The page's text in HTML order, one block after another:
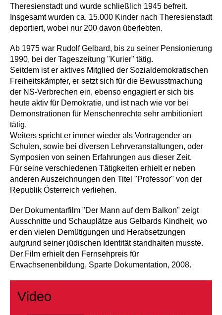
Theresienstadt und wurde schließlich 1945 befreit.
Insgesamt wurden ca. 15.000 Kinder nach Theresienstadt
deportiert, wobei nur 200 davon überlebten.
Ab 1975 war Rudolf Gelbard, bis zu seiner Pensionierung
1990, bei der Tageszeitung "Kurier" tätig.
Seitdem ist er aktives Mitglied der Sozialdemokratischen
Freiheitskämpfer, er setzt sich für die Bewusstmachung
der NS-Verbrechen ein, ebenso engagiert er sich bis
heute aktiv für Demokratie, und ist nach wie vor bei
Demonstrationen für Menschenrechte sehr ambitioniert
tätig.
Weiters spricht er immer wieder als Vortragender an
Schulen, sowie bei diversen Lehrveranstaltungen, oder
Symposien von seinen Erfahrungen aus dieser Zeit.
Für seine verschiedenen Tätigkeiten erhielt er neben
anderen Auszeichnungen den Titel "Professor" von der
Republik Österreich verliehen.
Der Dokumentarfilm "Der Mann auf dem Balkon" zeigt
Ausschnitte und Schauplätze aus Gelbards Kindheit, wo
er den vielen Demütigungen und Herabsetzungen
aufgrund seiner jüdischen Identität standhalten musste.
Der Film erhielt den Fernsehpreis für
Erwachsenenbildung, Sparte Dokumentation, 2008.
Video